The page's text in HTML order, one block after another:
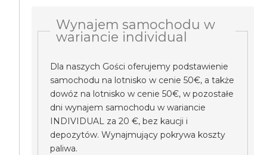
Wynajem samochodu w
wariancie individual
Dla naszych Gości oferujemy podstawienie
samochodu na lotnisko w cenie 50€, a także
dowóz na lotnisko w cenie 50€, w pozostałe
dni wynajem samochodu w wariancie
INDIVIDUAL za 20 €, bez kaucji i
depozytów. Wynajmujący pokrywa koszty
paliwa.